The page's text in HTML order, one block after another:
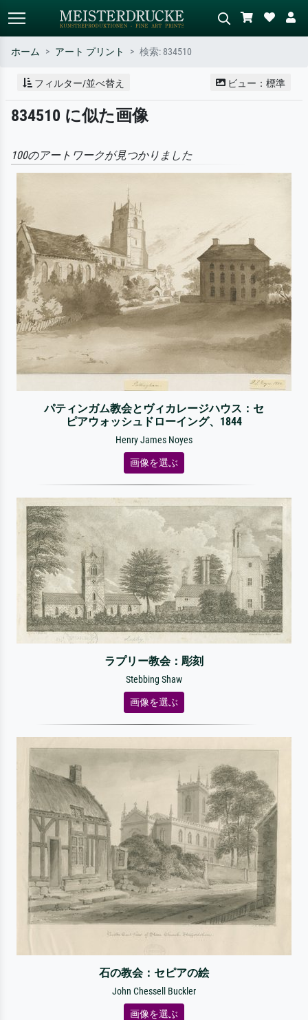
標準検索 AI画像検索
作家名・作品名・スタイルで検索
– 例：モネ、星月夜、印象派、北
シーンを説明してください – 例：
ホーム アート プリント 検索: 834510
フィルター/並べ替え ビュー：標準
834510 に似た画像
100のアートワークが見つかりました
パティンガム教会とヴィカレージハウス：セ
ピアウォッシュドローイング、1844
Henry James Noyes
画像を選ぶ
ラプリー教会：彫刻
Stebbing Shaw
画像を選ぶ
石の教会：セピアの絵
John Chessell Buckler
画像を選ぶ